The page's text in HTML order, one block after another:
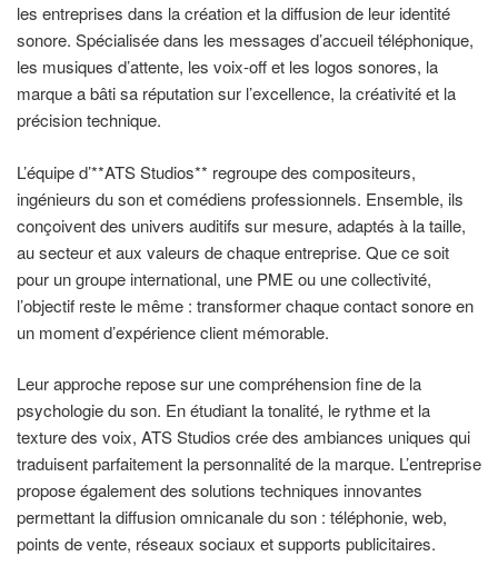
les entreprises dans la création et la diffusion de leur identité
sonore. Spécialisée dans les messages d’accueil téléphonique,
les musiques d’attente, les voix-off et les logos sonores, la
marque a bâti sa réputation sur l’excellence, la créativité et la
précision technique.
L’équipe d’**ATS Studios** regroupe des compositeurs,
ingénieurs du son et comédiens professionnels. Ensemble, ils
conçoivent des univers auditifs sur mesure, adaptés à la taille,
au secteur et aux valeurs de chaque entreprise. Que ce soit
pour un groupe international, une PME ou une collectivité,
l’objectif reste le même : transformer chaque contact sonore en
un moment d’expérience client mémorable.
Leur approche repose sur une compréhension fine de la
psychologie du son. En étudiant la tonalité, le rythme et la
texture des voix, ATS Studios crée des ambiances uniques qui
traduisent parfaitement la personnalité de la marque. L’entreprise
propose également des solutions techniques innovantes
permettant la diffusion omnicanale du son : téléphonie, web,
points de vente, réseaux sociaux et supports publicitaires.